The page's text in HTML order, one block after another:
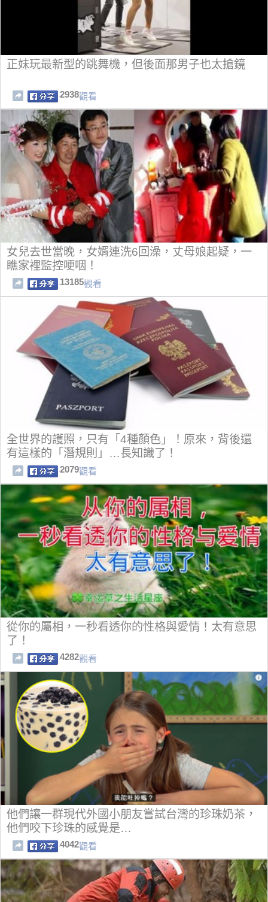
正妹玩最新型的跳舞機，但後面那男子也太搶鏡
2938觀看
女兒去世當晚，女婿連洗6回澡，丈母娘起疑，一
瞧家裡監控哽咽！
13185觀看
全世界的護照，只有「4種顏色」！原來，背後還
有這樣的「潛規則」…長知識了！
2079觀看
從你的屬相，一秒看透你的性格與愛情！太有意思
了！
4282觀看
他們讓一群現代外國小朋友嘗試台灣的珍珠奶茶，
他們咬下珍珠的感覺是…
4042觀看